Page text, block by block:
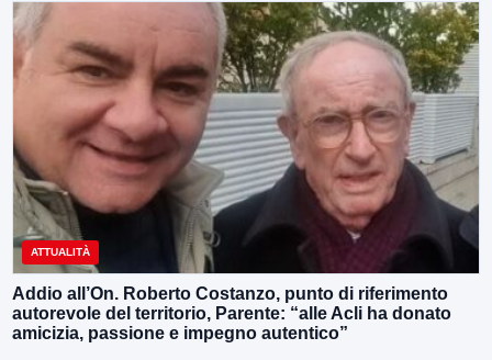
ATTUALITÀ
Addio all’On. Roberto Costanzo, punto di riferimento
autorevole del territorio, Parente: “alle Acli ha donato
amicizia, passione e impegno autentico”